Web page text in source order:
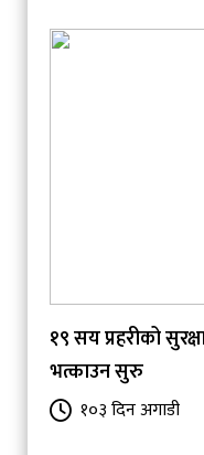
१९ सय प्रहरीको
भत्काउन सुरु
१०३ दिन अगाडी